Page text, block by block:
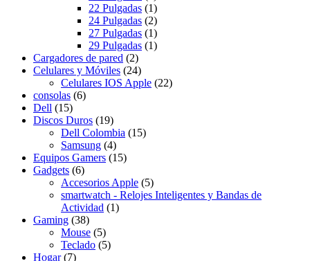
22 Pulgadas (1)
24 Pulgadas (2)
27 Pulgadas (1)
29 Pulgadas (1)
Cargadores de pared (2)
Celulares y Móviles (24)
Celulares IOS Apple (22)
consolas (6)
Dell (15)
Discos Duros (19)
Dell Colombia (15)
Samsung (4)
Equipos Gamers (15)
Gadgets (6)
Accesorios Apple (5)
smartwatch - Relojes Inteligentes y Bandas de
Actividad (1)
Gaming (38)
Mouse (5)
Teclado (5)
Hogar (7)